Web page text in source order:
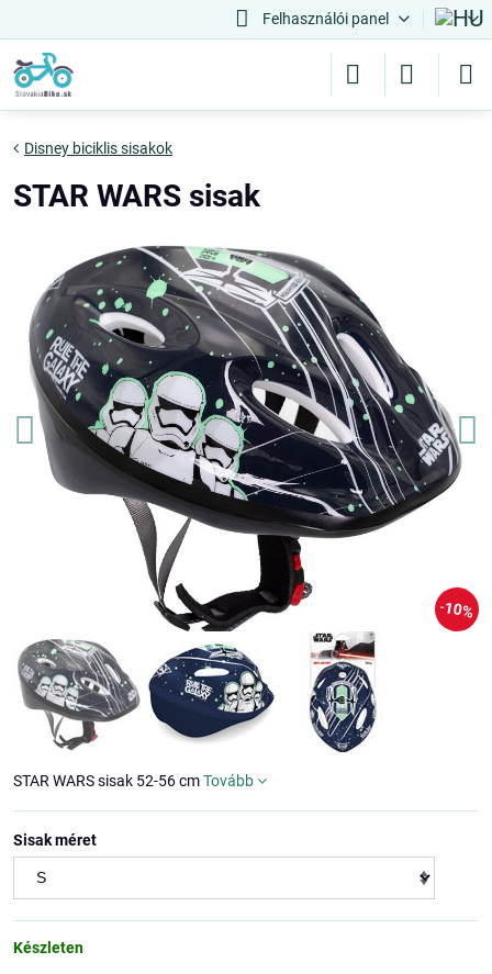
Felhasználói panel
10%
Disney biciklis sisakok
STAR WARS sisak
STAR WARS sisak 52-56 cmTovább
Sisak méret
Készleten